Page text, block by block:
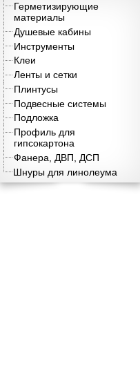
Герметизирующие
материалы
Душевые кабины
Инструменты
Клеи
Ленты и сетки
Плинтусы
Подвесные системы
Подложка
Профиль для
гипсокартона
Фанера, ДВП, ДСП
Шнуры для линолеума